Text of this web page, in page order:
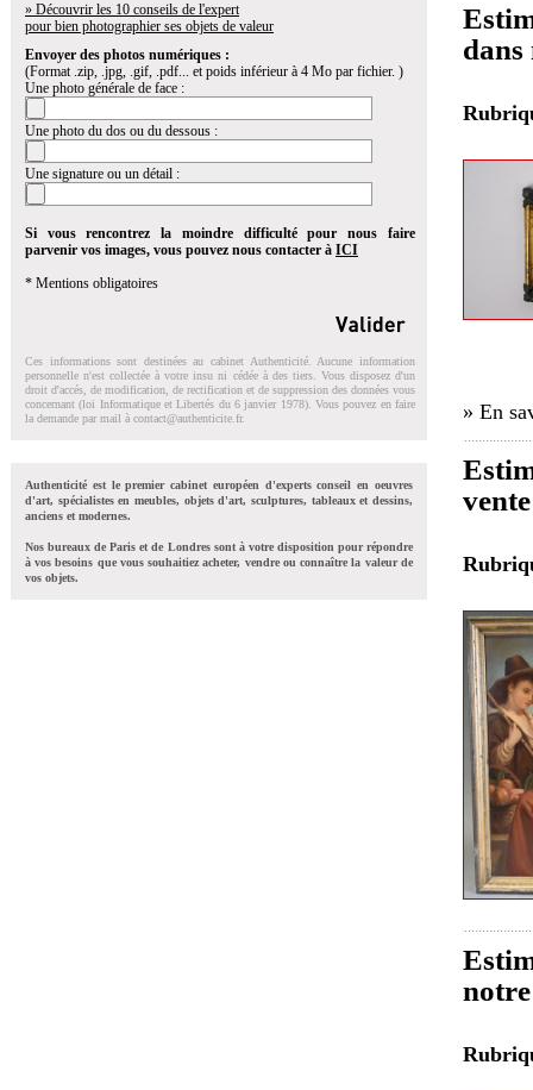
» Découvrir les 10 conseils de l'expert
pour bien photographier ses objets de valeur
Envoyer des photos numériques :
(Format .zip, .jpg, .gif, .pdf... et poids inférieur à 4 Mo par fichier. )
Une photo générale de face :
Une photo du dos ou du dessous :
Une signature ou un détail :
Si vous rencontrez la moindre difficulté pour nous faire
parvenir vos images, vous pouvez nous contacter à ICI
* Mentions obligatoires
Ces informations sont destinées au cabinet Authenticité. Aucune information
personnelle n'est collectée à votre insu ni cédée à des tiers. Vous disposez d'un
droit d'accés, de modification, de rectification et de suppression des données vous
concernant (loi Informatique et Libertés du 6 janvier 1978). Vous pouvez en faire
la demande par mail à contact@authenticite.fr.
Authenticité est le premier cabinet européen d'experts conseil en oeuvres
d'art, spécialistes en meubles, objets d'art, sculptures, tableaux et dessins,
anciens et modernes.
Nos bureaux de Paris et de Londres sont à votre disposition pour répondre
à vos besoins que vous souhaitiez acheter, vendre ou connaître la valeur de
vos objets.
dans
» En